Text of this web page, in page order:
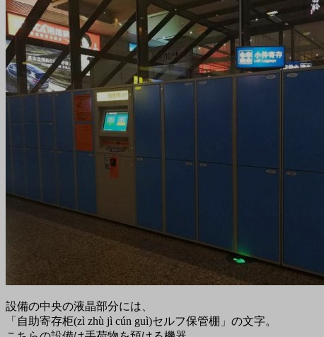
設備の中央の液晶部分には、
「自助寄存柜(zì zhù jì cún guì)セルフ保管棚」の文字。